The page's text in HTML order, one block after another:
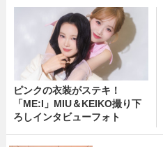
ピンクの衣装がステキ！
「ME:I」MIU＆KEIKO撮り下
ろしインタビューフォト